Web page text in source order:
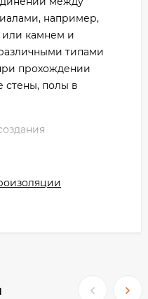
например,
камнем и
типами
прохождении
стены, полы в
и
давлением